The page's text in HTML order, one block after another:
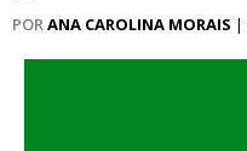
PORANA CAROLINA MORAIS |